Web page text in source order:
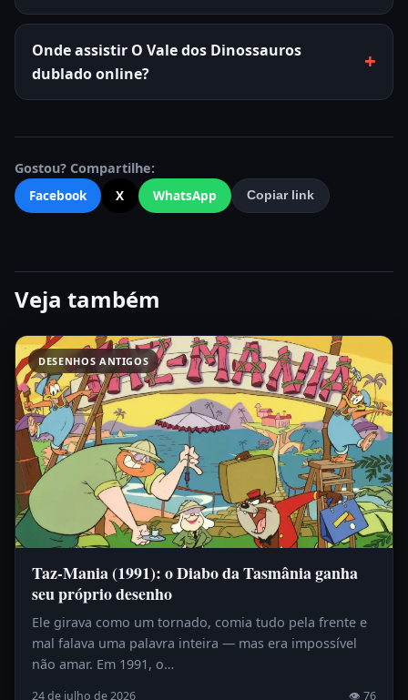
Onde assistir O Vale dos Dinossauros
dublado online?
Gostou? Compartilhe:
Facebook
X WhatsApp Copiar link
Veja também
DESENHOS ANTIGOS
Taz-Mania (1991): o Diabo da Tasmânia ganha
seu próprio desenho
Ele girava como um tornado, comia tudo pela frente e
mal falava uma palavra inteira — mas era impossível
não amar. Em 1991, o…
24 de julho de 2026 👁 76